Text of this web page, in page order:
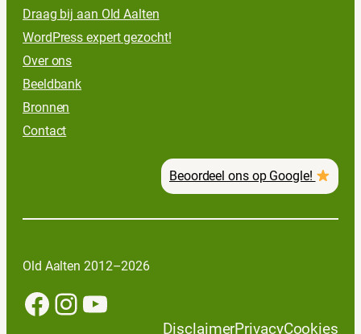
Draag bij aan Old Aalten
WordPress expert gezocht!
Over ons
Beeldbank
Bronnen
Contact
Beoordeel ons op Google!
Old Aalten 2012–2026
Facebook InstagramYouTube
DisclaimerPrivacyCookies